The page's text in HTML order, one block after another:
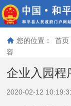
您的位置： 首页
容
企业入园程
2020-02-12